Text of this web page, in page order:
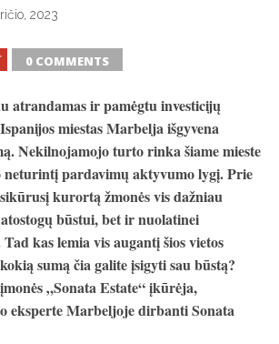
2023
0 COMMENTS
atrandamas ir pamėgtu investicijų
miestas Marbelja išgyvena
Nekilnojamojo turto rinka šiame mieste
neturintį pardavimų aktyvumo lygį. Prie
kurortą žmonės vis dažniau
būstui, bet ir nuolatinei
kas lemia vis augantį šios vietos
sumą čia galite įsigyti sau būstą?
„Sonata Estate“ įkūrėja,
eksperte Marbeljoje dirbanti Sonata